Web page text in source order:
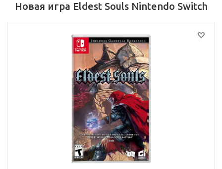
Новая игра Eldest Souls Nintendo Switch